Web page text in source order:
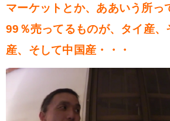
マーケットとか、ああいう所っ
99％売ってるものが、タイ産、
産、そして中国産・・・